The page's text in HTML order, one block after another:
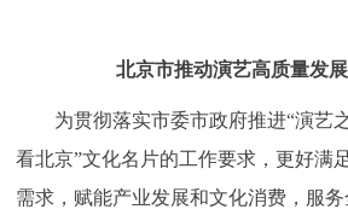
ENGLISH 한국어
北京市推动演艺高质量发
为贯彻落实市委市政府推进“演艺之
看北京”文化名片的工作要求，更好满
需求，赋能产业发展和文化消费，服务